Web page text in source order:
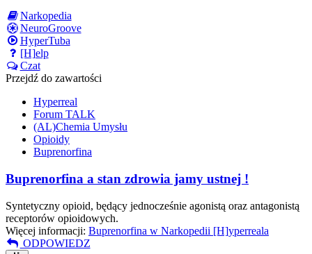
Narkopedia
NeuroGroove
HyperTuba
[H]elp
Czat
Przejdź do zawartości
Hyperreal
Forum TALK
(AL)Chemia Umysłu
Opioidy
Buprenorfina
Buprenorfina a stan zdrowia jamy ustnej !
Syntetyczny opioid, będący jednocześnie agonistą oraz antagonistą
receptorów opioidowych.
Więcej informacji: Buprenorfina w Narkopedii [H]yperreala
ODPOWIEDZ